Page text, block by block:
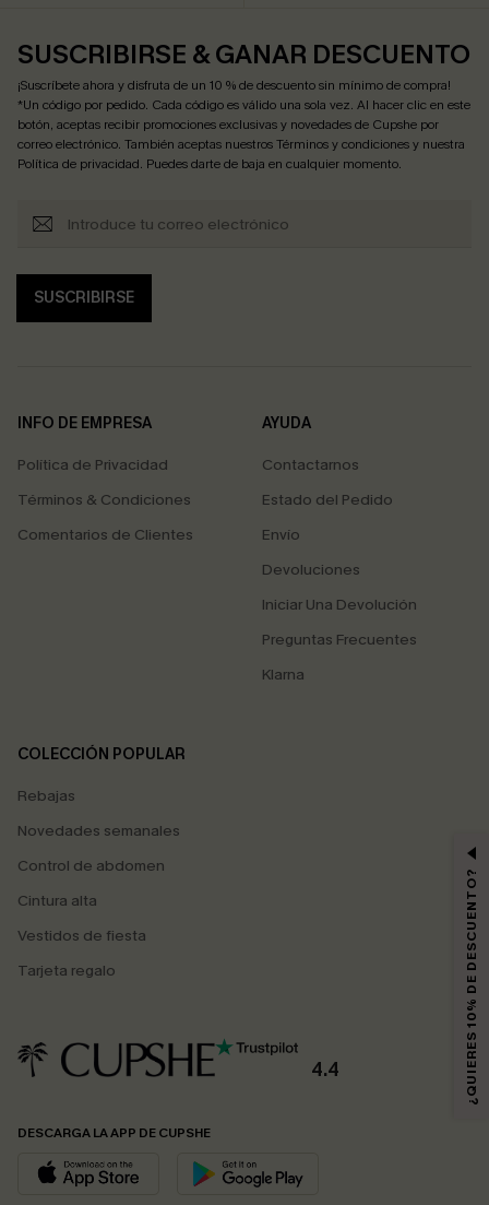
SUSCRIBIRSE & GANAR DESCUENTO
¡Suscríbete ahora y disfruta de un 10 % de descuento sin mínimo de compra!
*Un código por pedido. Cada código es válido una sola vez. Al hacer clic en este
botón, aceptas recibir promociones exclusivas y novedades de Cupshe por
correo electrónico. También aceptas nuestrosTérminos y condicionesy nuestra
Política de privacidad. Puedes darte de baja en cualquier momento.
SUSCRIBIRSE
INFO DE EMPRESA
Política de Privacidad
Términos & Condiciones
Comentarios de Clientes
AYUDA
Contactarnos
Estado del Pedido
Envío
Devoluciones
Iniciar Una Devolución
Preguntas Frecuentes
Klarna
COLECCIÓN POPULAR
Rebajas
Novedades semanales
Control de abdomen
Cintura alta
Vestidos de fiesta
Tarjeta regalo
4.4
DESCARGA LA APP DE CUPSHE
¿QUIERES 10% DE DESCUENTO?